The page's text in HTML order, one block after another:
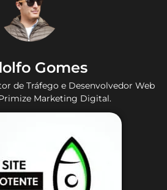
Gomes
de Tráfego e Desenvolvedor Web
Marketing Digital.